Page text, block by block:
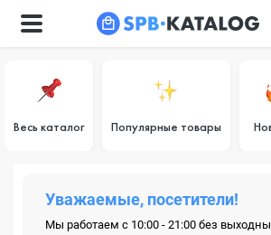
Весь каталог Популярные товары
Уважаемые, посетители!
Мы работаем с 10:00 - 21:00 без